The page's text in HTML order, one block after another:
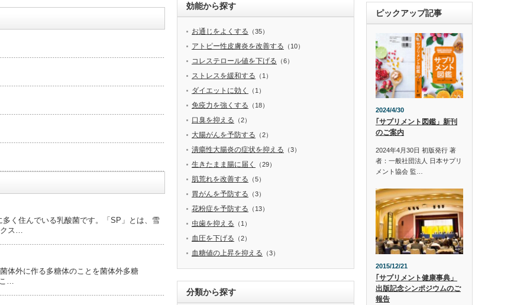
く住んでいる乳酸菌です。「SP」とは、雪
クス…
体外に作る多糖体のことを菌体外多糖
こ…
効能から探す
お通じをよくする （35）
アトピー性皮膚炎を改善する （10）
コレステロール値を下げる （6）
ストレスを緩和する （1）
ダイエットに効く （1）
免疫力を強くする （18）
口臭を抑える （2）
大腸がんを予防する （2）
潰瘍性大腸炎の症状を抑える （3）
生きたまま腸に届く （29）
肌荒れを改善する （5）
胃がんを予防する （3）
花粉症を予防する （13）
虫歯を抑える （1）
血圧を下げる （2）
血糖値の上昇を抑える （3）
分類から探す
ピックアップ記事
2024/4/30
｢サプリメント図鑑」新刊
のご案内
2024年4月30日 初版発行 著
者：一般社団法人 日本サプリ
メント協会 監…
2015/12/21
｢サプリメント健康事典」
出版記念シンポジウムのご
報告